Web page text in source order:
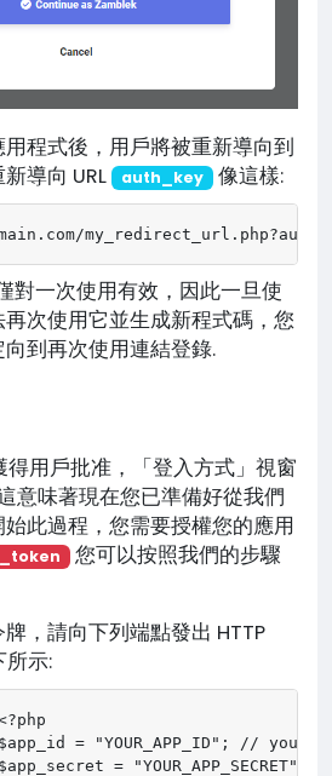
程式後，用戶將被重新導向到
導向 URL
auth_key 像這樣:
對一次使用有效，因此一旦使
次使用它並生成新程式碼，您
到再次使用連結登錄.
用戶批准，「登入方式」視窗
意味著現在您已準備好從我們
始此過程，您需要授權您的應用
您可以按照我們的步驟
，請向下列端點發出 HTTP
所示:
= "YOUR_APP_ID"; // your
= "YOUR_APP_SECRET";